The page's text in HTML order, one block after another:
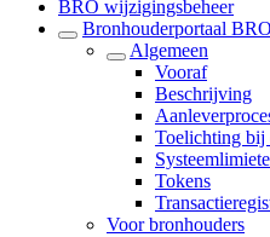
BRO wijzigingsbeheer
Bronhouderportaal
Algemeen
Vooraf
Beschrijving
Toelichting bij
Tokens
Voor bronhouders